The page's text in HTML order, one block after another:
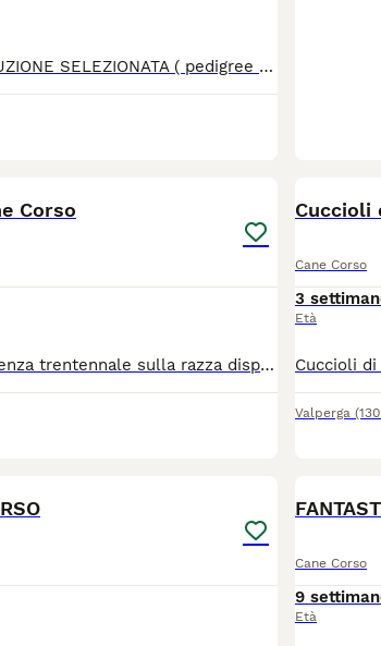
Prestigiosa cucciolata in RIPRODUZIONE SELEZIONATA ( pedigree rosa) il top per SALUTE, MORFOLOGIA, CARATTERE. Linee esenti displasia di anche e gomiti in 4/5 generazione. Testati ed esenti ocd, cardiopatie. DNA depositato. Genitori campioni di vario livello. Grande taglia e carattere. I cuccioli saranno disponibili da fine settembre in poi e verranno consegnati con pedigree rosa, vaccinazioni, microchip, visita cardiologica con certificazione veterinaria, trattamenti antiparassitari, libretto sanitario, garanzia scritta, kit cucciolo, fattura fiscale. Possibilità di pagamento rateale. Occasione per gli amanti della razza
Corso
Allevatore amatoriale con esperienza trentennale sulla razza dispone di cuccioli sia maschi che femmine in regola con vaccinazione microchip pedigree enci, garantita massima disponibilità e competenza.
Cuccioli
Cane Corso
3
Età
Valperga
Cane Corso
9
Età